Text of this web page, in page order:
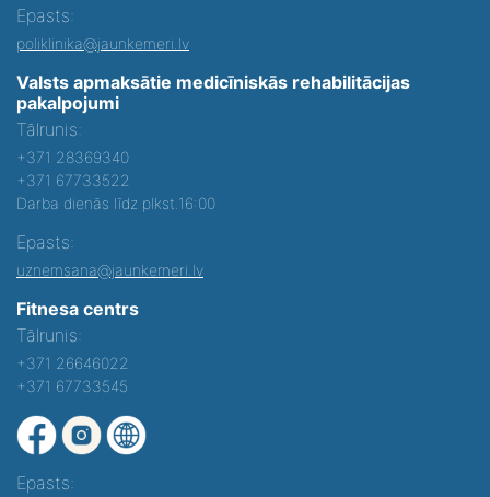
Epasts:
poliklinika@jaunkemeri.lv
Valsts apmaksātie medicīniskās rehabilitācijas
pakalpojumi
Tālrunis:
+371 28369340
+371 67733522
Darba dienās līdz plkst.16:00
Epasts:
uznemsana@jaunkemeri.lv
Fitnesa centrs
Tālrunis:
+371 26646022
+371 67733545
Epasts: